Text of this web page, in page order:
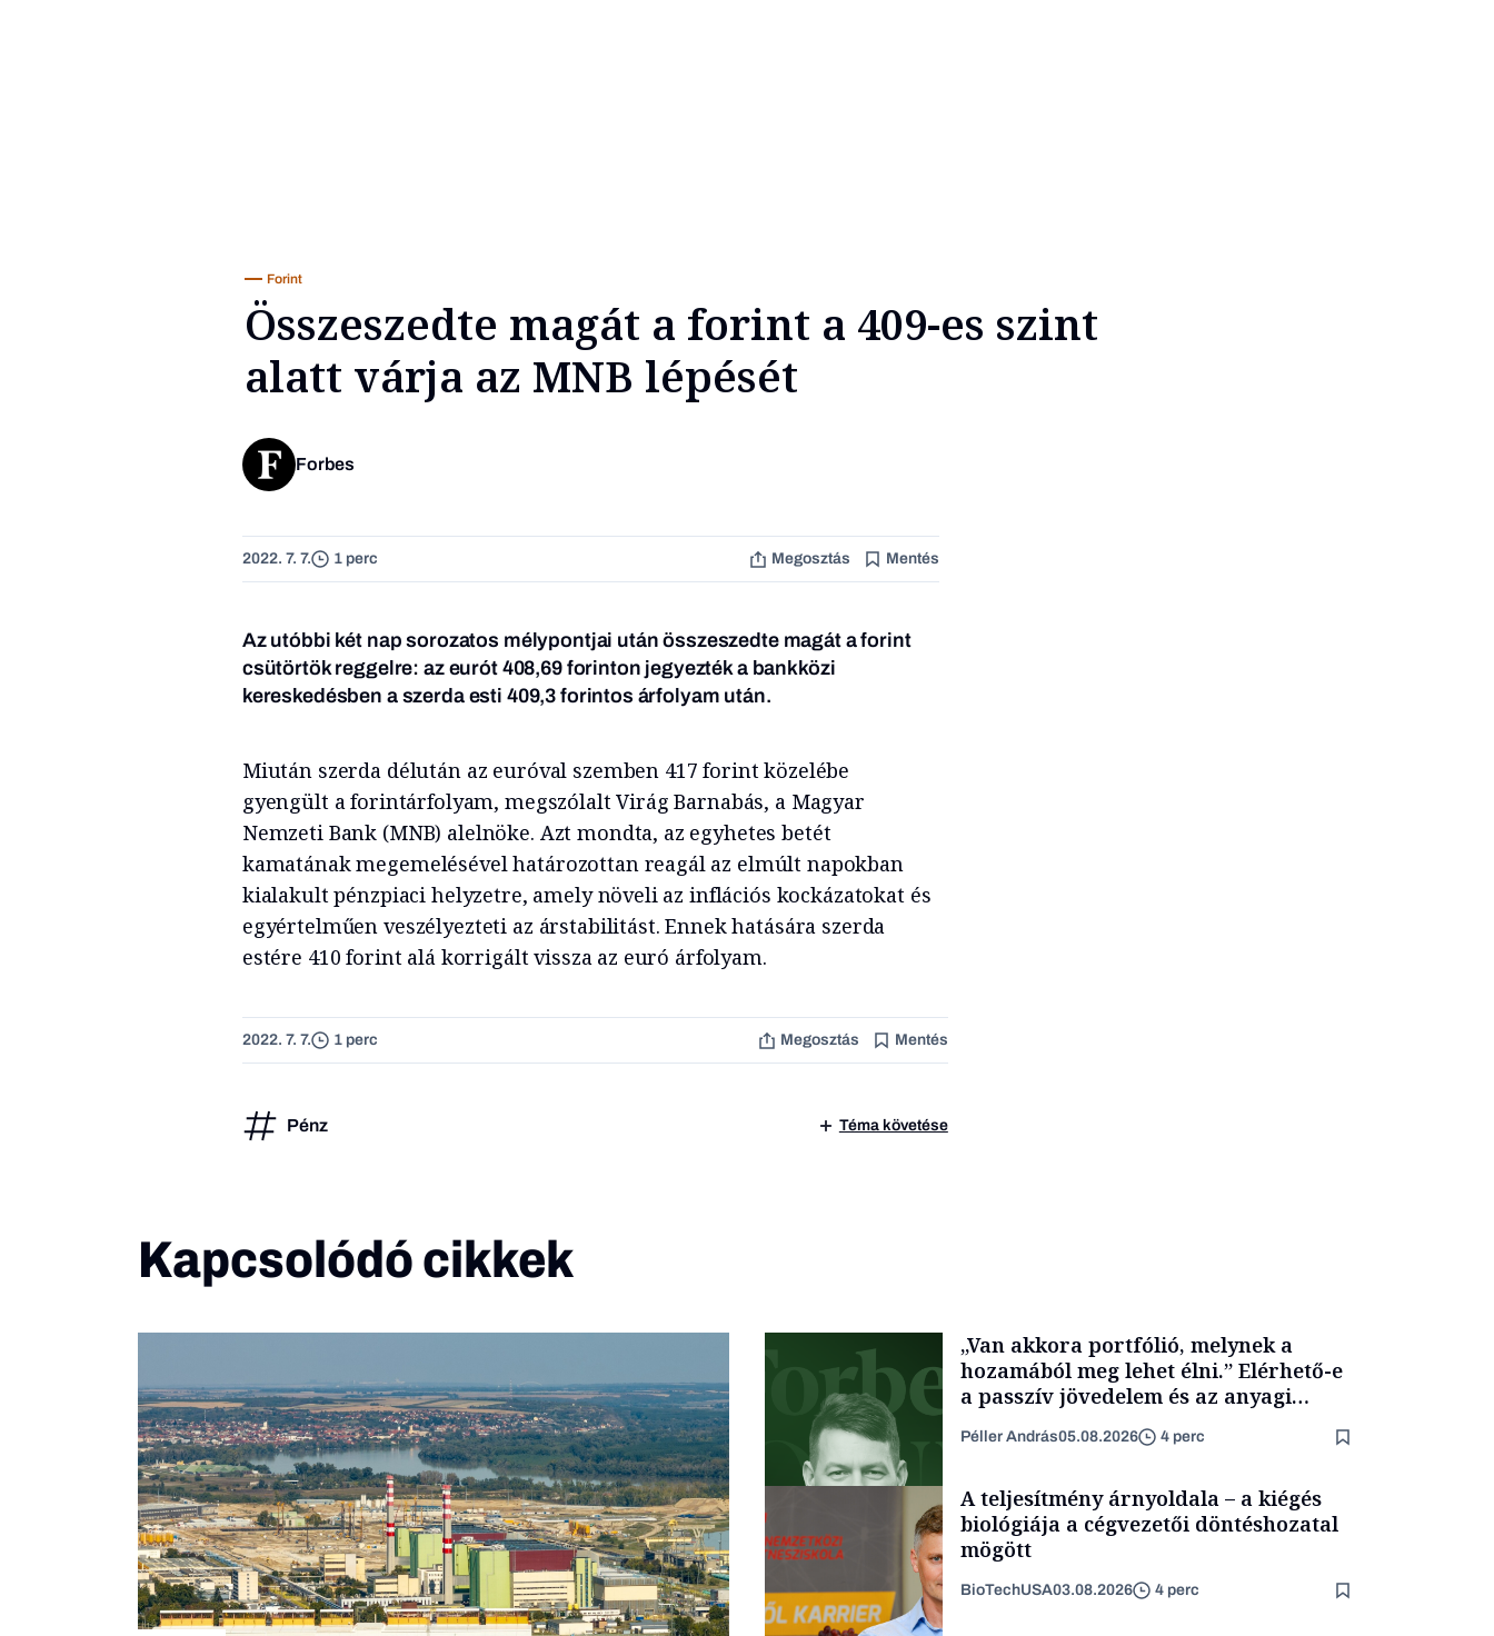
Forint
Összeszedte magát a forint a 409-es szint
alatt várja az MNB lépését
Forbes
2022. 7. 7. 1 perc Megosztás Mentés
Az utóbbi két nap sorozatos mélypontjai után összeszedte magát a forint
csütörtök reggelre: az eurót 408,69 forinton jegyezték a bankközi
kereskedésben a szerda esti 409,3 forintos árfolyam után.
Miután szerda délután az euróval szemben 417 forint közelébe
gyengült a forintárfolyam, megszólalt Virág Barnabás, a Magyar
Nemzeti Bank (MNB) alelnöke. Azt mondta, az egyhetes betét
kamatának megemelésével határozottan reagál az elmúlt napokban
kialakult pénzpiaci helyzetre, amely növeli az inflációs kockázatokat és
egyértelműen veszélyezteti az árstabilitást. Ennek hatására szerda
estére 410 forint alá korrigált vissza az euró árfolyam.
2022. 7. 7. 1 perc Megosztás Mentés
Pénz Téma követése
Kapcsolódó cikkek
„Van akkora portfólió, melynek a
hozamából meg lehet élni.” Elérhető-e
a passzív jövedelem és az anyagi
Péller András05.08.2026 4 perc
A teljesítmény árnyoldala – a kiégés
biológiája a cégvezetői döntéshozatal
mögött
BioTechUSA03.08.2026 4 perc